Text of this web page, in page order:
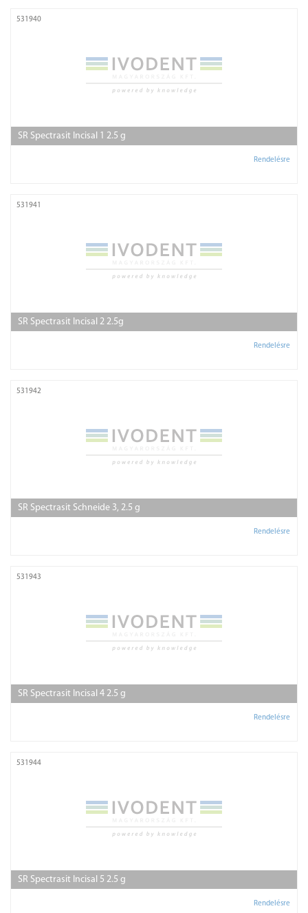
531940
SR Spectrasit Incisal 1 2.5 g
Rendelésre
531941
SR Spectrasit Incisal 2 2.5g
Rendelésre
531942
SR Spectrasit Schneide 3, 2.5 g
Rendelésre
531943
SR Spectrasit Incisal 4 2.5 g
Rendelésre
531944
SR Spectrasit Incisal 5 2.5 g
Rendelésre